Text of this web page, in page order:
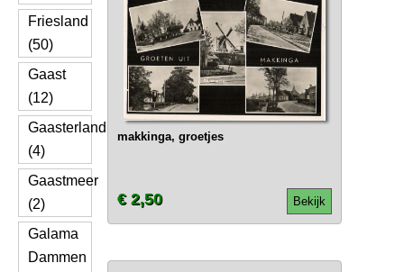
Friesland
(50)
Gaast
(12)
Gaasterland
(4)
Gaastmeer
(2)
Galama
Dammen
makkinga, groetjes
Bekijk
€ 2,50